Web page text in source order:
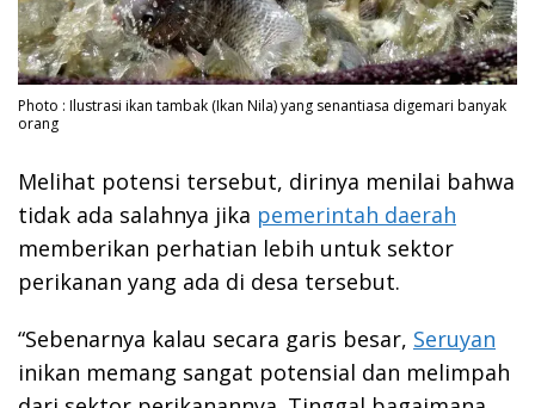
Photo : Ilustrasi ikan tambak (Ikan Nila) yang senantiasa digemari banyak
orang
Melihat potensi tersebut, dirinya menilai bahwa
tidak ada salahnya jika pemerintah daerah
memberikan perhatian lebih untuk sektor
perikanan yang ada di desa tersebut.
“Sebenarnya kalau secara garis besar, Seruyan
inikan memang sangat potensial dan melimpah